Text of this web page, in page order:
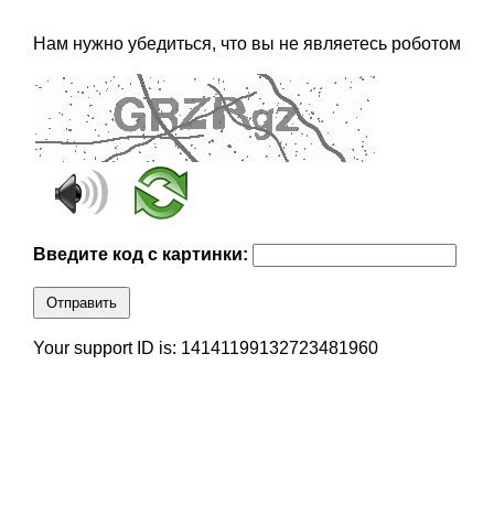
Нам нужно убедиться, что вы не являетесь роботом
Введите код с картинки:
Отправить
Your support ID is: 14141199132723481960